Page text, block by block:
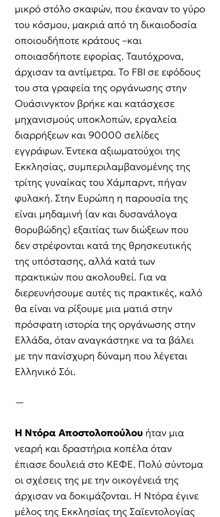
μικρό στόλο σκαφών, που έκαναν το γύρο
του κόσμου, μακριά από τη δικαιοδοσία
οποιουδήποτε κράτους –και
οποιασδήποτε εφορίας. Ταυτόχρονα,
άρχισαν τα αντίμετρα. Το FBI σε εφόδους
του στα γραφεία της οργάνωσης στην
Ουάσινγκτον βρήκε και κατάσχεσε
μηχανισμούς υποκλοπών, εργαλεία
διαρρήξεων και 90000 σελίδες
εγγράφων. Έντεκα αξιωματούχοι της
Εκκλησίας, συμπεριλαμβανομένης της
τρίτης γυναίκας του Χάμπαρντ, πήγαν
φυλακή. Στην Ευρώπη η παρουσία της
είναι μηδαμινή (αν και δυσανάλογα
θορυβώδης) εξαιτίας των διώξεων που
δεν στρέφονται κατά της θρησκευτικής
της υπόστασης, αλλά κατά των
πρακτικών που ακολουθεί. Για να
διερευνήσουμε αυτές τις πρακτικές, καλό
θα είναι να ρίξουμε μια ματιά στην
πρόσφατη ιστορία της οργάνωσης στην
Ελλάδα, όταν αναγκάστηκε να τα βάλει
με την πανίσχυρη δύναμη που λέγεται
Ελληνικό Σόι.
—
Η Ντόρα Αποστολοπούλου ήταν μια
νεαρή και δραστήρια κοπέλα όταν
έπιασε δουλειά στο ΚΕΦΕ. Πολύ σύντομα
οι σχέσεις της με την οικογένειά της
άρχισαν να δοκιμάζονται. Η Ντόρα έγινε
μέλος της Εκκλησίας της Σαϊεντολογίας